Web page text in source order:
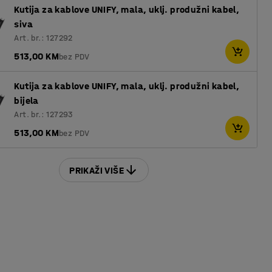
Kutija za kablove UNIFY, mala, uklj. produžni kabel,
siva
Art. br.: 127292
513,00 KMbez PDV
Kutija za kablove UNIFY, mala, uklj. produžni kabel,
bijela
Art. br.: 127293
513,00 KMbez PDV
PRIKAŽI VIŠE